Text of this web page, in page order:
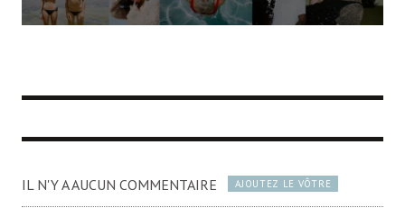
IL N'Y A AUCUN COMMENTAIRE AJOUTEZ LE VÔTRE